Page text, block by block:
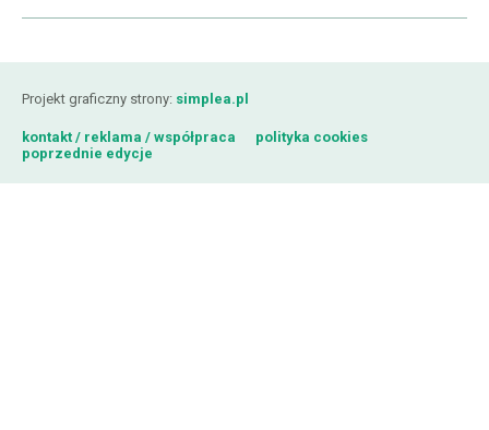
Projekt graficzny strony: simplea.pl
kontakt / reklama / współpraca
polityka cookies
poprzednie edycje